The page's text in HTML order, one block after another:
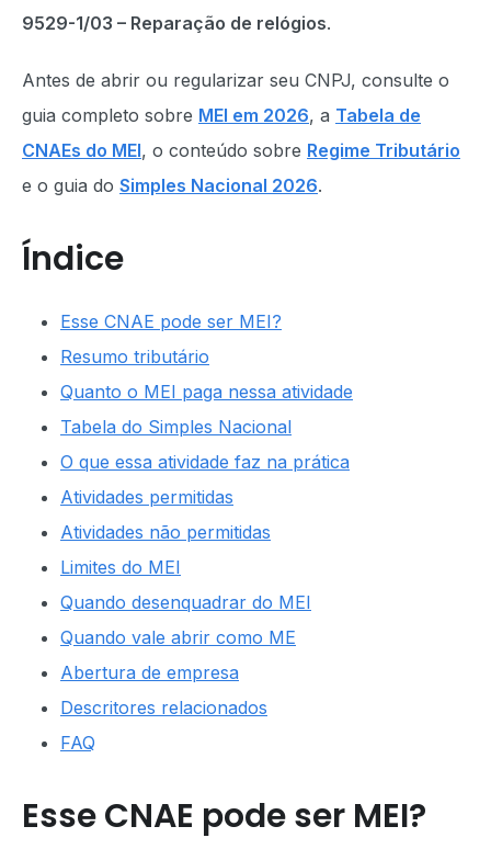
9529-1/03 – Reparação de relógios.
Antes de abrir ou regularizar seu CNPJ, consulte o
guia completo sobre MEI em 2026, a Tabela de
CNAEs do MEI, o conteúdo sobre Regime Tributário
e o guia do Simples Nacional 2026.
Índice
Esse CNAE pode ser MEI?
Resumo tributário
Quanto o MEI paga nessa atividade
Tabela do Simples Nacional
O que essa atividade faz na prática
Atividades permitidas
Atividades não permitidas
Limites do MEI
Quando desenquadrar do MEI
Quando vale abrir como ME
Abertura de empresa
Descritores relacionados
FAQ
Esse CNAE pode ser MEI?